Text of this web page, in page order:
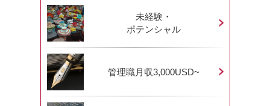
未経験・
ポテンシャル
管理職月収3,000USD~